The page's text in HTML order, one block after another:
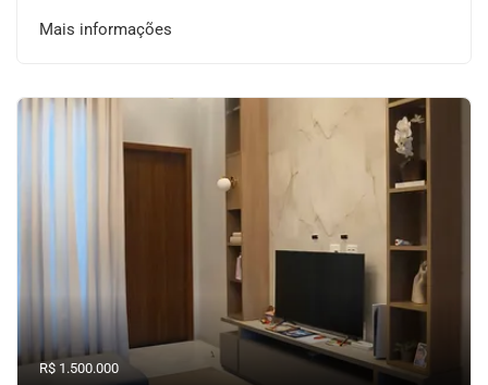
Mais informações
R$ 1.500.000